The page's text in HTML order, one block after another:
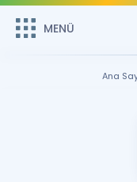
MENÜ
Remzi Hoca ile seni
MENÜ
Ana